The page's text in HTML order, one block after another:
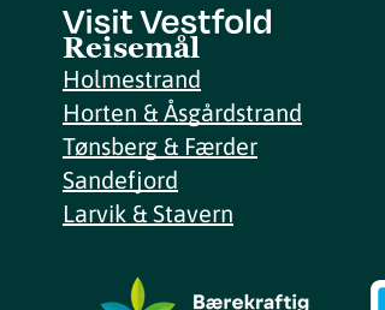
Reisemål
Holmestrand
Horten & Åsgårdstrand
Tønsberg & Færder
Sandefjord
Larvik & Stavern